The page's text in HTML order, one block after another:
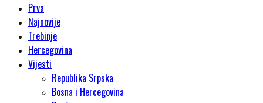
Prva
Najnovije
Trebinje
Hercegovina
Vijesti
Republika Srpska
Bosna i Hercegovina